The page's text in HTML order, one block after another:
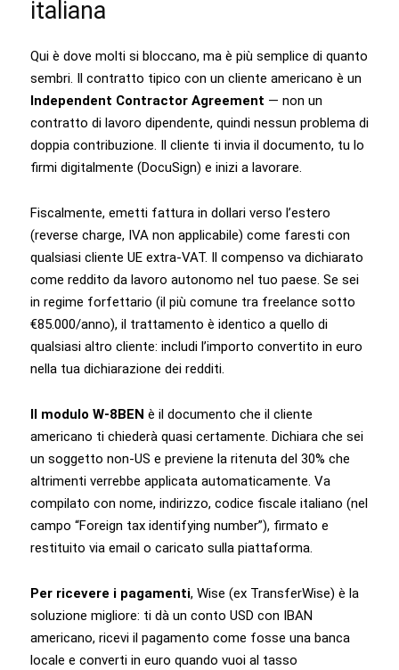
italiana
Qui è dove molti si bloccano, ma è più semplice di quanto
sembri. Il contratto tipico con un cliente americano è un
Independent Contractor Agreement — non un
contratto di lavoro dipendente, quindi nessun problema di
doppia contribuzione. Il cliente ti invia il documento, tu lo
firmi digitalmente (DocuSign) e inizi a lavorare.
Fiscalmente, emetti fattura in dollari verso l’estero
(reverse charge, IVA non applicabile) come faresti con
qualsiasi cliente UE extra-VAT. Il compenso va dichiarato
come reddito da lavoro autonomo nel tuo paese. Se sei
in regime forfettario (il più comune tra freelance sotto
€85.000/anno), il trattamento è identico a quello di
qualsiasi altro cliente: includi l’importo convertito in euro
nella tua dichiarazione dei redditi.
Il modulo W-8BEN è il documento che il cliente
americano ti chiederà quasi certamente. Dichiara che sei
un soggetto non-US e previene la ritenuta del 30% che
altrimenti verrebbe applicata automaticamente. Va
compilato con nome, indirizzo, codice fiscale italiano (nel
campo “Foreign tax identifying number”), firmato e
restituito via email o caricato sulla piattaforma.
Per ricevere i pagamenti, Wise (ex TransferWise) è la
soluzione migliore: ti dà un conto USD con IBAN
americano, ricevi il pagamento come fosse una banca
locale e converti in euro quando vuoi al tasso